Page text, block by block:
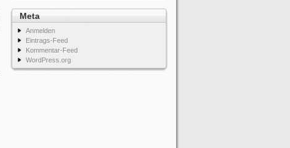
Meta
Anmelden
Eintrags-Feed
Kommentar-Feed
WordPress.org